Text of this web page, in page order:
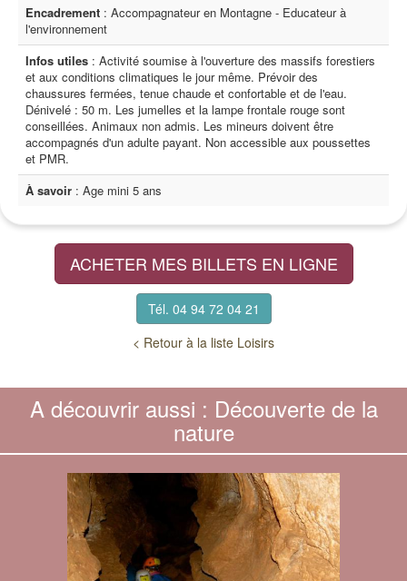
Encadrement : Accompagnateur en Montagne - Educateur à
l'environnement
Infos utiles : Activité soumise à l'ouverture des massifs forestiers
et aux conditions climatiques le jour même. Prévoir des
chaussures fermées, tenue chaude et confortable et de l'eau.
Dénivelé : 50 m. Les jumelles et la lampe frontale rouge sont
conseillées. Animaux non admis. Les mineurs doivent être
accompagnés d'un adulte payant. Non accessible aux poussettes
et PMR.
À savoir : Age mini 5 ans
ACHETER MES BILLETS EN LIGNE
Tél. 04 94 72 04 21
< Retour à la liste Loisirs
A découvrir aussi : Découverte de la
nature